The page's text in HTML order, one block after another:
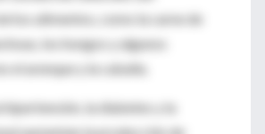
alimentos, como la carne de
los hongos y algunos
el arenque y la caballa.
hipertensión, la diabetes y la